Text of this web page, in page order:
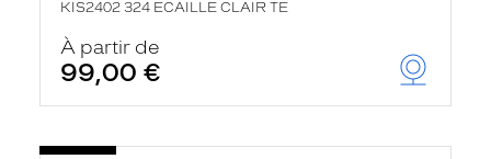
KIS2402 324 ECAILLE CLAIR TE
À partir de
99,00 €